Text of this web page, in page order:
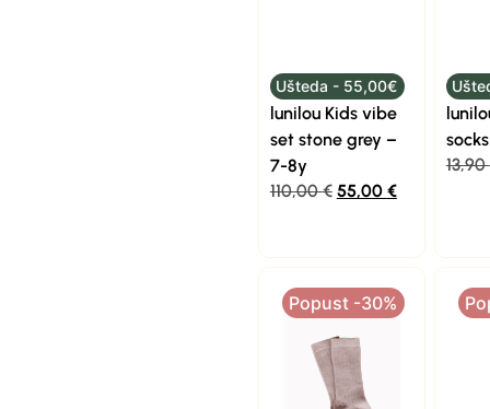
Ušteda - 55,00€
lunilou Kids vibe
set stone grey –
7-8y
110,00€ 55,00 €
13,90
Popust -30%